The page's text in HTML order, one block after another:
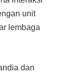
unit
lembaga
dan